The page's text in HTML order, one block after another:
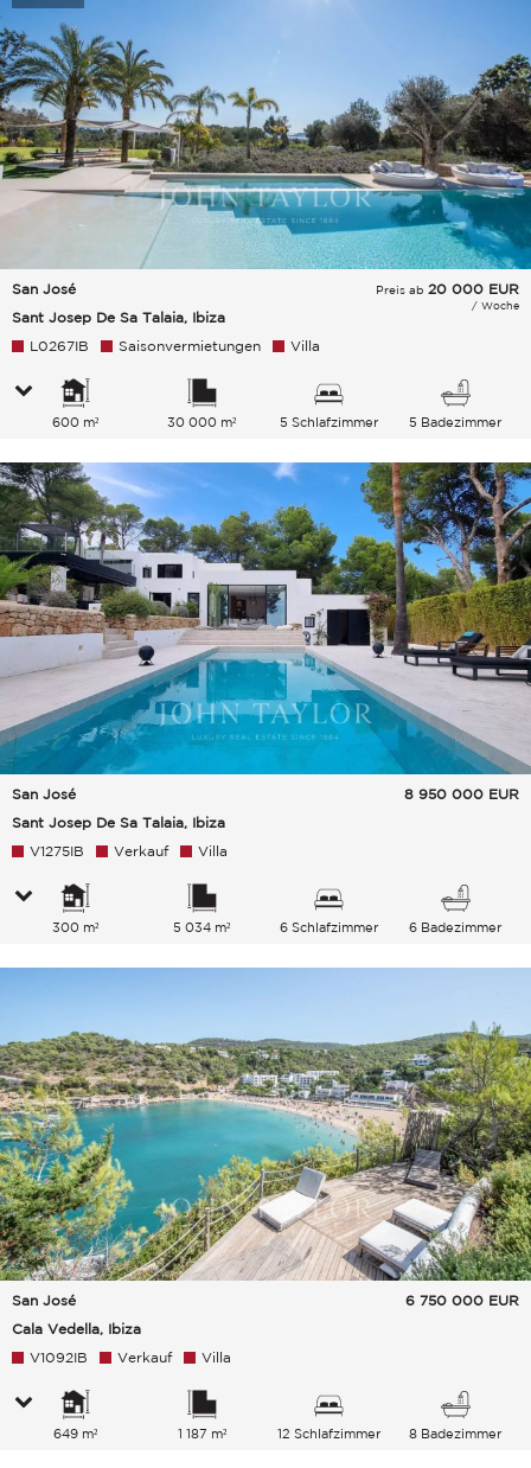
San José
Sant Josep De Sa Talaia, Ibiza
Preis ab 20 000 EUR
/ Woche
L0267IB Saisonvermietungen Villa
600 m² 30 000 m² 5 Schlafzimmer 5 Badezimmer
San José
Sant Josep De Sa Talaia, Ibiza
8 950 000 EUR
V1275IB Verkauf Villa
300 m² 5 034 m² 6 Schlafzimmer 6 Badezimmer
San José
Cala Vedella, Ibiza
6 750 000 EUR
V1092IB Verkauf Villa
649 m² 1 187 m² 12 Schlafzimmer 8 Badezimmer